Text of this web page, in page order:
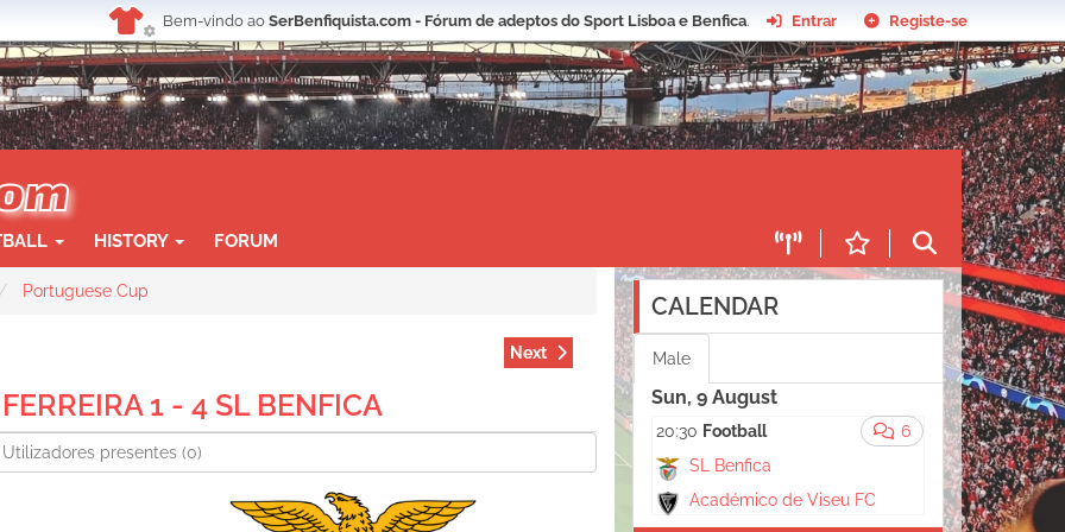
Bem-vindo ao SerBenfiquista.com - Fórum de adeptos do Sport Lisboa e Benfica. Entrar Registe-se
HISTORY FORUM
Portuguese Cup
Next
1 - 4 SL BENFICA
Utilizadores presentes(0)
CALENDAR
Male
Sun, 9 August
6
20:30 Football
SL Benfica
Académico de Viseu FC